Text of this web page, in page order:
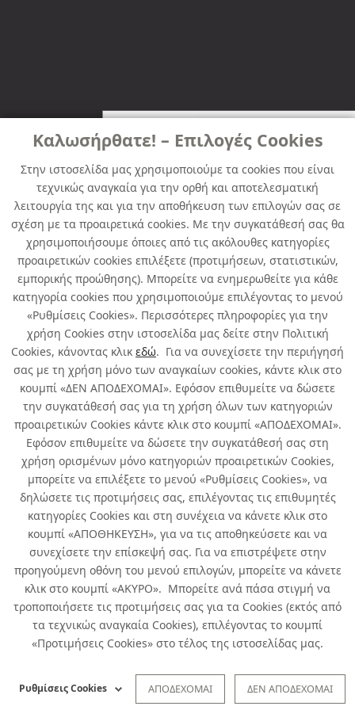
Καλωσήρθατε! – Επιλογές Cookies
Στην ιστοσελίδα μας χρησιμοποιούμε τα cookies που είναι
τεχνικώς αναγκαία για την ορθή και αποτελεσματική
λειτουργία της και για την αποθήκευση των επιλογών σας σε
σχέση με τα προαιρετικά cookies. Με την συγκατάθεσή σας θα
χρησιμοποιήσουμε όποιες από τις ακόλουθες κατηγορίες
προαιρετικών cookies επιλέξετε (προτιμήσεων, στατιστικών,
εμπορικής προώθησης). Μπορείτε να ενημερωθείτε για κάθε
κατηγορία cookies που χρησιμοποιούμε επιλέγοντας το μενού
«Ρυθμίσεις Cookies». Περισσότερες πληροφορίες για την
χρήση Cookies στην ιστοσελίδα μας δείτε στην Πολιτική
Cookies, κάνοντας κλικ εδώ. Για να συνεχίσετε την περιήγησή
σας με τη χρήση μόνο των αναγκαίων cookies, κάντε κλικ στο
κουμπί «ΔΕΝ ΑΠΟΔΕΧΟΜΑΙ». Εφόσον επιθυμείτε να δώσετε
την συγκατάθεσή σας για τη χρήση όλων των κατηγοριών
προαιρετικών Cookies κάντε κλικ στο κουμπί «ΑΠΟΔΕΧΟΜΑΙ».
Εφόσον επιθυμείτε να δώσετε την συγκατάθεσή σας στη
χρήση ορισμένων μόνο κατηγοριών προαιρετικών Cookies,
μπορείτε να επιλέξετε το μενού «Ρυθμίσεις Cookies», να
δηλώσετε τις προτιμήσεις σας, επιλέγοντας τις επιθυμητές
κατηγορίες Cookies και στη συνέχεια να κάνετε κλικ στο
κουμπί «ΑΠΟΘΗΚΕΥΣΗ», για να τις αποθηκεύσετε και να
συνεχίσετε την επίσκεψή σας. Για να επιστρέψετε στην
προηγούμενη οθόνη του μενού επιλογών, μπορείτε να κάνετε
κλικ στο κουμπί «ΑΚΥΡΟ». Μπορείτε ανά πάσα στιγμή να
τροποποιήσετε τις προτιμήσεις σας για τα Cookies (εκτός από
τα τεχνικώς αναγκαία Cookies), επιλέγοντας το κουμπί
«Προτιμήσεις Cookies» στο τέλος της ιστοσελίδας μας.
ΔΕΝ ΑΠΟΔΕΧΟΜΑΙ
ΑΠΟΔΕΧΟΜΑΙ
Ρυθμίσεις Cookies
1/8